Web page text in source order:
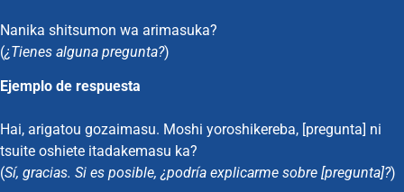
Nanika shitsumon wa arimasuka?
(¿Tienes alguna pregunta?)
Ejemplo de respuesta
Hai, arigatou gozaimasu. Moshi yoroshikereba, [pregunta] ni
tsuite oshiete itadakemasu ka?
(Sí, gracias. Si es posible, ¿podría explicarme sobre [pregunta]?)